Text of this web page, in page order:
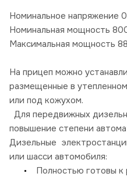
Номинальное напряжение
Номинальная мощность
Максимальная мощность
На прицеп можно
размещенные в
или под кожухом.
Для передвижных
повышение степени
Дизельные
или шасси автомобиля:
Полностью готовы